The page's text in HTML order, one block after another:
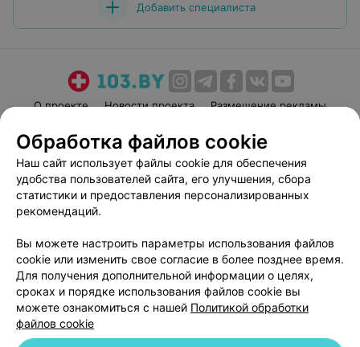
Добавить специалиста
О проекте Новости проекта
Размещение рекламы
Пользовательское соглашение
Способы оплаты
Вакансии
Партнеры
Написать руководителю 103.by
Персональные настройки cookie
Обработка персональных данных
Обработка файлов cookie
Наш сайт использует файлы cookie для обеспечения
удобства пользователей сайта, его улучшения, сбора
статистики и предоставления персонализированных
рекомендаций.
Вы можете настроить параметры использования файлов
cookie или изменить свое согласие в более позднее время.
Для получения дополнительной информации о целях,
сроках и порядке использования файлов cookie вы
можете ознакомиться с нашей Политикой обработки
файлов cookie